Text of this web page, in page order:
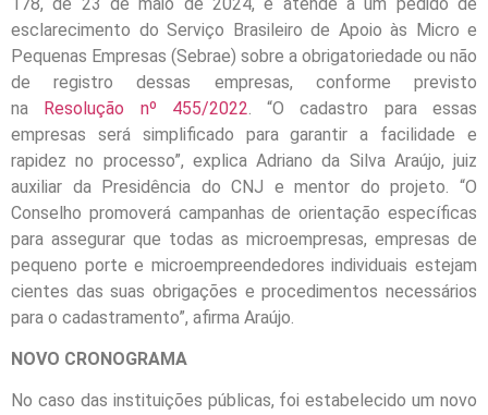
esclarecimento do Serviço Brasileiro de Apoio às Micro e
Pequenas Empresas (Sebrae) sobre a obrigatoriedade ou não
de registro dessas empresas, conforme previsto
na Resolução nº 455/2022 . “O cadastro para essas
empresas será simplificado para garantir a facilidade e
rapidez no processo”, explica Adriano da Silva Araújo, juiz
auxiliar da Presidência do CNJ e mentor do projeto. “O
Conselho promoverá campanhas de orientação específicas
para assegurar que todas as microempresas, empresas de
pequeno porte e microempreendedores individuais estejam
cientes das suas obrigações e procedimentos necessários
para o cadastramento”, afirma Araújo.
NOVO CRONOGRAMA
No caso das instituições públicas, foi estabelecido um novo